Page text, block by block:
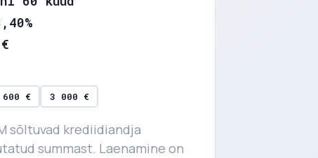
€ 3 000 €
sõltuvad krediidiandja
summast. Laenamine on